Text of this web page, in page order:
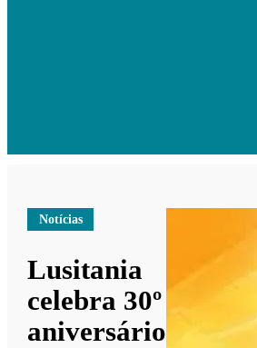
Notícias
Lusitania
celebra 30º
aniversário